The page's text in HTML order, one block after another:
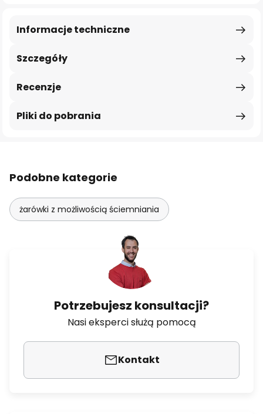
Szczegóły
Informacje techniczne
Recenzje
Pliki do pobrania
Podobne kategorie
żarówki z możliwością ściemniania
Potrzebujesz konsultacji?
Nasi eksperci służą pomocą
Kontakt